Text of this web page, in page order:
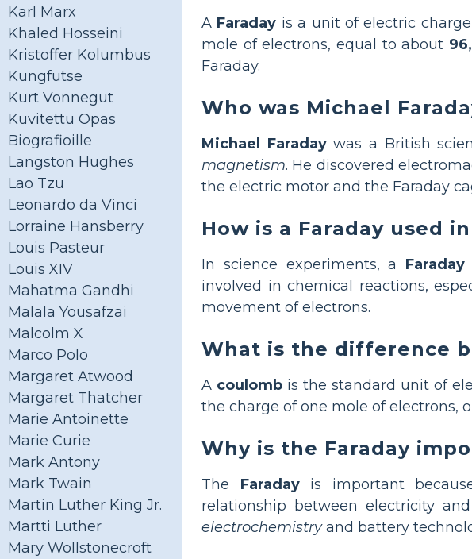
Karl Marx
Khaled Hosseini
Kristoffer Kolumbus
Kungfutse
Kurt Vonnegut
Kuvitettu Opas
Biografioille
Langston Hughes
Lao Tzu
Leonardo da Vinci
Lorraine Hansberry
Louis Pasteur
Louis XIV
Mahatma Gandhi
Malala Yousafzai
Malcolm X
Marco Polo
Margaret Atwood
Margaret Thatcher
Marie Antoinette
Marie Curie
Mark Antony
Mark Twain
Martin Luther King Jr.
Martti Luther
Mary Wollstonecroft
A Faraday is a unit of electric
mole of electrons, equal to about
Faraday.
Who was Michael
Michael Faradaywas a British
magnetism. He discovered
the electric motor and the Faraday
How is a Faraday used
In science experiments, a Faraday
involved in chemical reactions,
movement of electrons.
What is the difference
A coulombis the standard unit of
the charge of one mole of electrons,
Why is the Faraday
The Faradayis important
relationship between electricity
electrochemistryand battery